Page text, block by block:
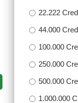
22.222
44.000
100.000
250.000
500.000
1.000.000